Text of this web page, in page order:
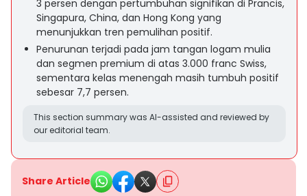
3 persen dengan pertumbuhan signifikan di Prancis,
Singapura, China, dan Hong Kong yang
menunjukkan tren pemulihan positif.
Penurunan terjadi pada jam tangan logam mulia
dan segmen premium di atas 3.000 franc Swiss,
sementara kelas menengah masih tumbuh positif
sebesar 7,7 persen.
This section summary was AI-assisted and reviewed by
our editorial team.
Share Article